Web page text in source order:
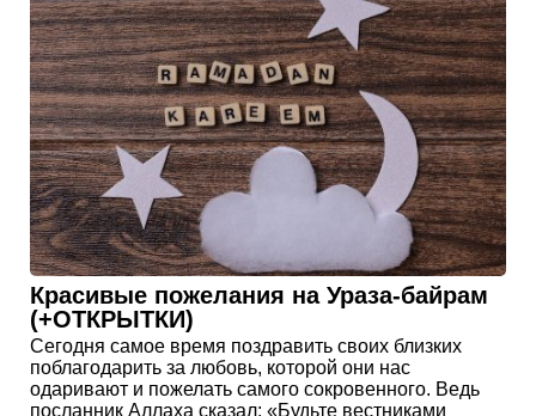
Красивые пожелания на Ураза-байрам
(+ОТКРЫТКИ)
Сегодня самое время поздравить своих близких
поблагодарить за любовь, которой они нас
одаривают и пожелать самого сокровенного. Ведь
посланник Аллаха сказал: «Будьте вестниками